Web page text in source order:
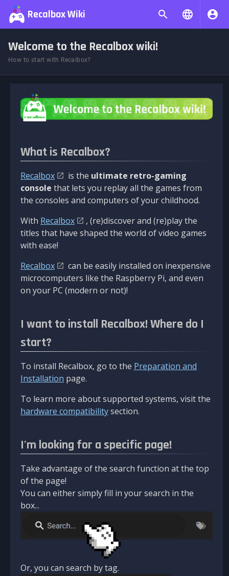
Recalbox Wiki
Welcome to the Recalbox wiki!
How to start with Recalbox?
What is Recalbox?
Recalbox is the ultimate retro-gaming
console that lets you replay all the games from
the consoles and computers of your childhood.
With Recalbox
, (re)discover and (re)play the
titles that have shaped the world of video games
with ease!
Recalbox
can be easily installed on inexpensive
microcomputers like the Raspberry Pi, and even
on your PC (modern or not)!
I want to install Recalbox! Where do I
start?
To install Recalbox, go to the Preparation and
Installation page.
To learn more about supported systems, visit the
hardware compatibilitysection.
I'm looking for a specific page!
Take advantage of the search function at the top
of the page!
You can either simply fill in your search in the
box...
Or, you can search by tag.